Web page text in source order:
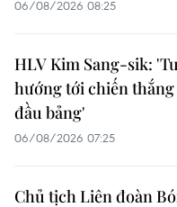
06/08/2026 08:25
HLV Kim Sang-sik:
hướng tới chiến
đầu bảng'
06/08/2026 07:25
Chủ tịch Liên đoàn